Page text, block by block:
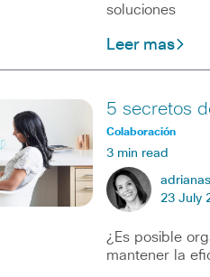
soluciones
Leer mas
5 secretos
Colaboración
3 min read
23 July
¿Es posible
mantener la